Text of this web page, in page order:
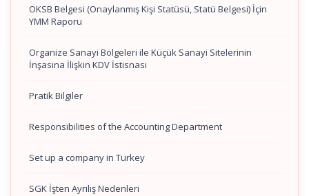
OKSB Belgesi (Onaylanmış Kişi Statüsü, Statü Belgesi) İçin
YMM Raporu
Organize Sanayi Bölgeleri ile Küçük Sanayi Sitelerinin
İnşasına İlişkin KDV İstisnası
Pratik Bilgiler
Responsibilities of the Accounting Department
Set up a company in Turkey
SGK İşten Ayrılış Nedenleri